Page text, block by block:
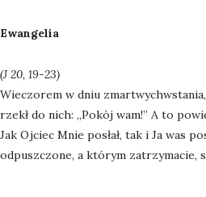
Ewangelia
(J 20, 19-23)
Wieczorem w dniu
rzekł do nich: „Pokój wam!” A to
Jak Ojciec Mnie posłał, tak i Ja was
odpuszczone, a którym zatrzymacie,